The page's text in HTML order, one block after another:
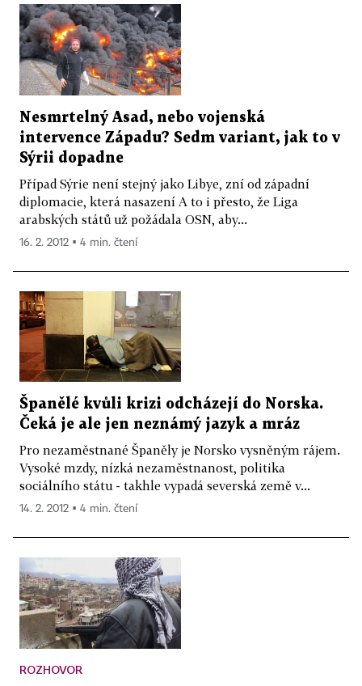
Nesmrtelný Asad, nebo vojenská
intervence Západu? Sedm variant, jak to v
Sýrii dopadne
Případ Sýrie není stejný jako Libye, zní od západní
diplomacie, která nasazení A to i přesto, že Liga
arabských států už požádala OSN, aby...
16. 2. 2012 ▪ 4 min. čtení
Španělé kvůli krizi odcházejí do Norska.
Čeká je ale jen neznámý jazyk a mráz
Pro nezaměstnané Španěly je Norsko vysněným rájem.
Vysoké mzdy, nízká nezaměstnanost, politika
sociálního státu - takhle vypadá severská země v...
14. 2. 2012 ▪ 4 min. čtení
ROZHOVOR